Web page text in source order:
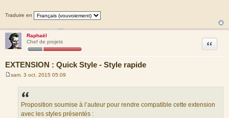
e
Traduire en
Raphaël
Chef de projets
EXTENSION : Quick Style - Style rapide
Citation
sam. 3 oct. 2015 05:09
Proposition soumise à l’auteur pour rendre compatible cette extension
avec les styles présentés :